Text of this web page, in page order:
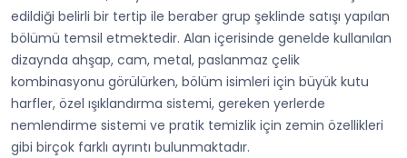
edildiği belirli bir tertip ile beraber grup şeklinde satışı yapılan
bölümü temsil etmektedir. Alan içerisinde genelde kullanılan
dizaynda ahşap, cam, metal, paslanmaz çelik
kombinasyonu görülürken, bölüm isimleri için büyük kutu
harfler, özel ışıklandırma sistemi, gereken yerlerde
nemlendirme sistemi ve pratik temizlik için zemin özellikleri
gibi birçok farklı ayrıntı bulunmaktadır.